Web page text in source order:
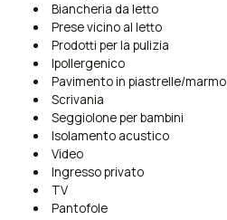
Biancheria da letto
Prese vicino al letto
Prodotti per la pulizia
Ipollergenico
Pavimento in piastrelle/marmo
Scrivania
Seggiolone per bambini
Isolamento acustico
Video
Ingresso privato
TV
Pantofole